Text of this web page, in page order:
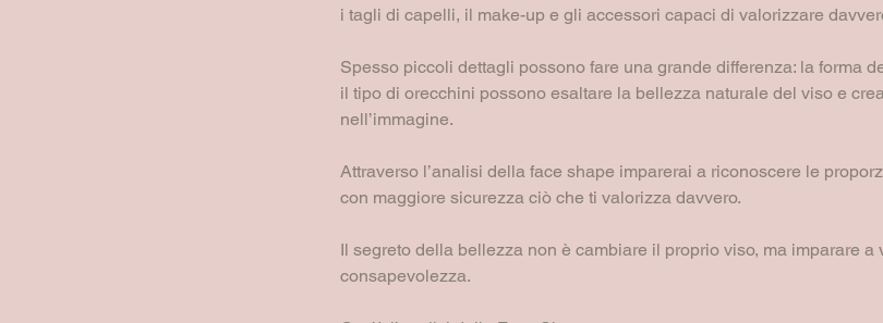
i tagli di capelli, il make-up e gli accessori capaci di valorizzare
Spesso piccoli dettagli possono fare una grande differenza: la forma
il tipo di orecchini possono esaltare la bellezza naturale del viso e
nell’immagine.
Attraverso l’analisi della face shape imparerai a riconoscere le
con maggiore sicurezza ciò che ti valorizza davvero.
Il segreto della bellezza non è cambiare il proprio viso, ma imparare
consapevolezza.